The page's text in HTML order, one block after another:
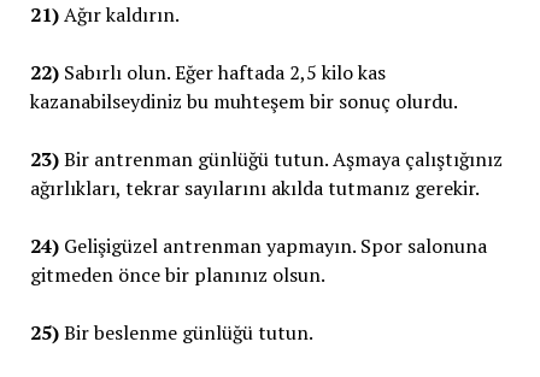
21)Ağır kaldırın.
22)Sabırlı olun. Eğer haftada 2,5 kilo kas
kazanabilseydiniz bu muhteşem bir sonuç olurdu.
23)Bir antrenman günlüğü tutun. Aşmaya çalıştığınız
ağırlıkları, tekrar sayılarını akılda tutmanız gerekir.
24)Gelişigüzel antrenman yapmayın. Spor salonuna
gitmeden önce bir planınız olsun.
25)Bir beslenme günlüğü tutun.